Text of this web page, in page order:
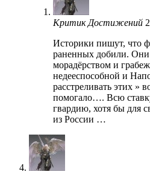
Критик Достижений
Историки пишут, что
раненных добили. Они
морадёрством и
недееспособной и
расстреливать этих »
помогало…. Всю
гвардию, хотя бы для
из России …